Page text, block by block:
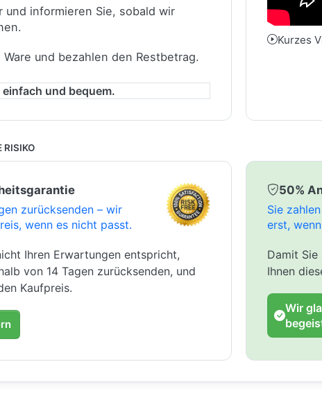
und informieren Sie, sobald wir
und bezahlen den Restbetrag.
und bequem.
Kurzes
RISIKO
zurücksenden – wir
wenn es nicht passt.
Ihren Erwartungen entspricht,
von 14 Tagen zurücksenden, und
Kaufpreis.
50%
Sie
erst,
Damit
Ihnen
Wir